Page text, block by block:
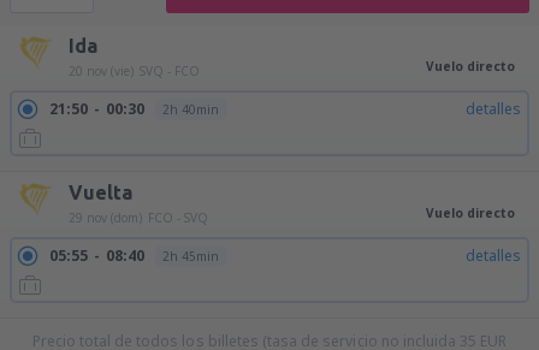
Ida
20 nov (vie) SVQ - FCO Vuelo directo
21:50 00:30 2h 40min detalles
Vuelta
29 nov (dom) FCO - SVQ Vuelo directo
05:55 08:40 2h 45min detalles
Precio total de todos los billetes (tasa de servicio no incluida 35 EUR